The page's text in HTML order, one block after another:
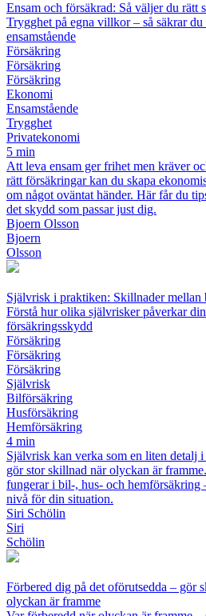
Ensam och försäkrad: Så väljer du rätt
Trygghet på egna villkor – så säkrar
ensamstående
Försäkring
Försäkring
Försäkring
Ekonomi
Ensamstående
Trygghet
Privatekonomi
5 min
Att leva ensam ger frihet men kräver
rätt försäkringar kan du skapa
om något oväntat händer. Här får du
det skydd som passar just dig.
Bjoern Olsson
Bjoern
Olsson
Självrisk i praktiken: Skillnader
Förstå hur olika självrisker påverkar
försäkringsskydd
Försäkring
Försäkring
Försäkring
Självrisk
Bilförsäkring
Husförsäkring
Hemförsäkring
4 min
Självrisk kan verka som en liten detalj
gör stor skillnad när olyckan är
fungerar i bil-, hus- och hemförsäkring
nivå för din situation.
Siri Schölin
Siri
Schölin
Förbered dig på det oförutsedda – gör
olyckan är framme